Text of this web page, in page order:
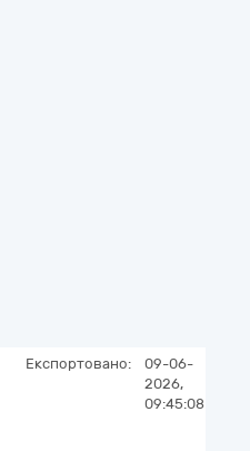
Експортовано:
09-06-
2026,
09:45:08